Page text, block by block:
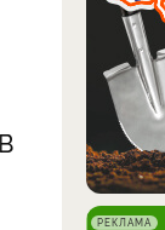
РЕКЛАМА